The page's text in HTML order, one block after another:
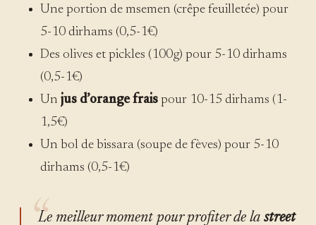
Une portion de msemen (crêpe feuilletée) pour
5-10 dirhams (0,5-1€)
Des olives et pickles (100g) pour 5-10 dirhams
(0,5-1€)
Un jus d’orange fraispour 10-15 dirhams (1-
1,5€)
Un bol de bissara (soupe de fèves) pour 5-10
dirhams (0,5-1€)
Le meilleur moment pour profiter de la street